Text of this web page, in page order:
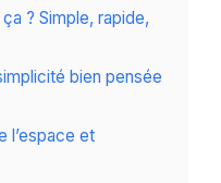
? Simple, rapide,
bien pensée
l’espace et